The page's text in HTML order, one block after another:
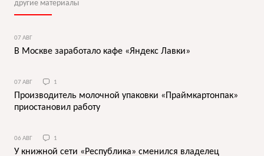
другие материалы
07 АВГ
В Москве заработало кафе «Яндекс Лавки»
07 АВГ 1
Производитель молочной упаковки «Праймкартонпак»
приостановил работу
06 АВГ 1
У книжной сети «Республика» сменился владелец